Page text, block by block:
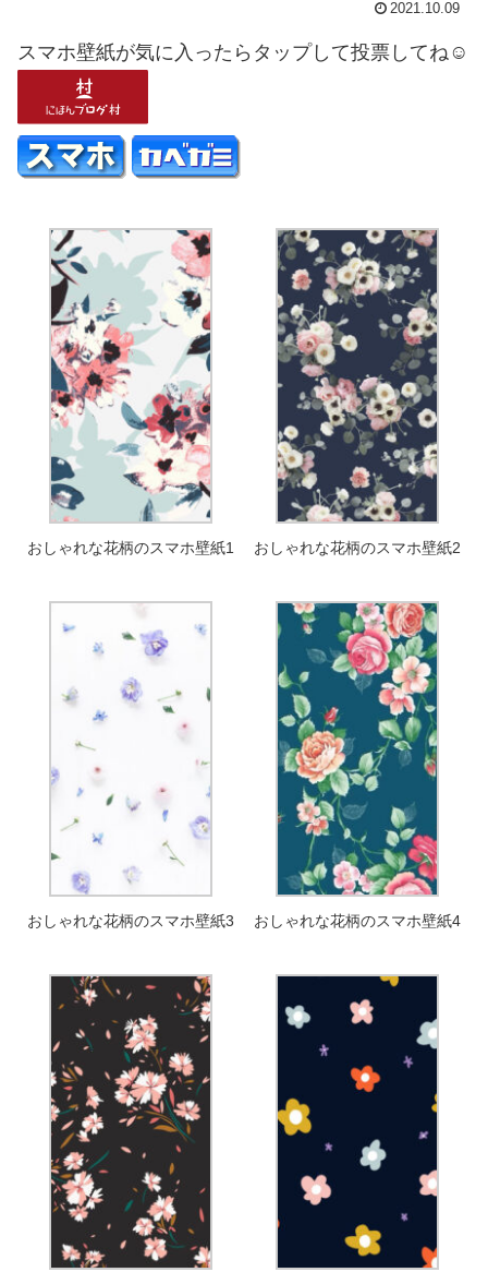
2021.10.09
スマホ壁紙が気に入ったらタップして投票してね☺
おしゃれな花柄のスマホ壁紙1 おしゃれな花柄のスマホ壁紙2
おしゃれな花柄のスマホ壁紙3 おしゃれな花柄のスマホ壁紙4